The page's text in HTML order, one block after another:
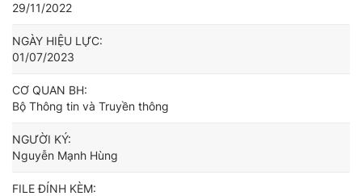
29/11/2022
NGÀY HIỆU LỰC:
01/07/2023
CƠ QUAN BH:
Bộ Thông tin và Truyền thông
NGƯỜI KÝ:
Nguyễn Mạnh Hùng
FILE ĐÍNH KÈM: